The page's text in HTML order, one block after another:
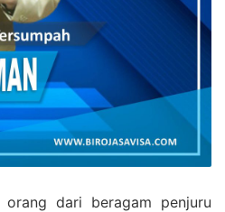
dari beragam penjuru